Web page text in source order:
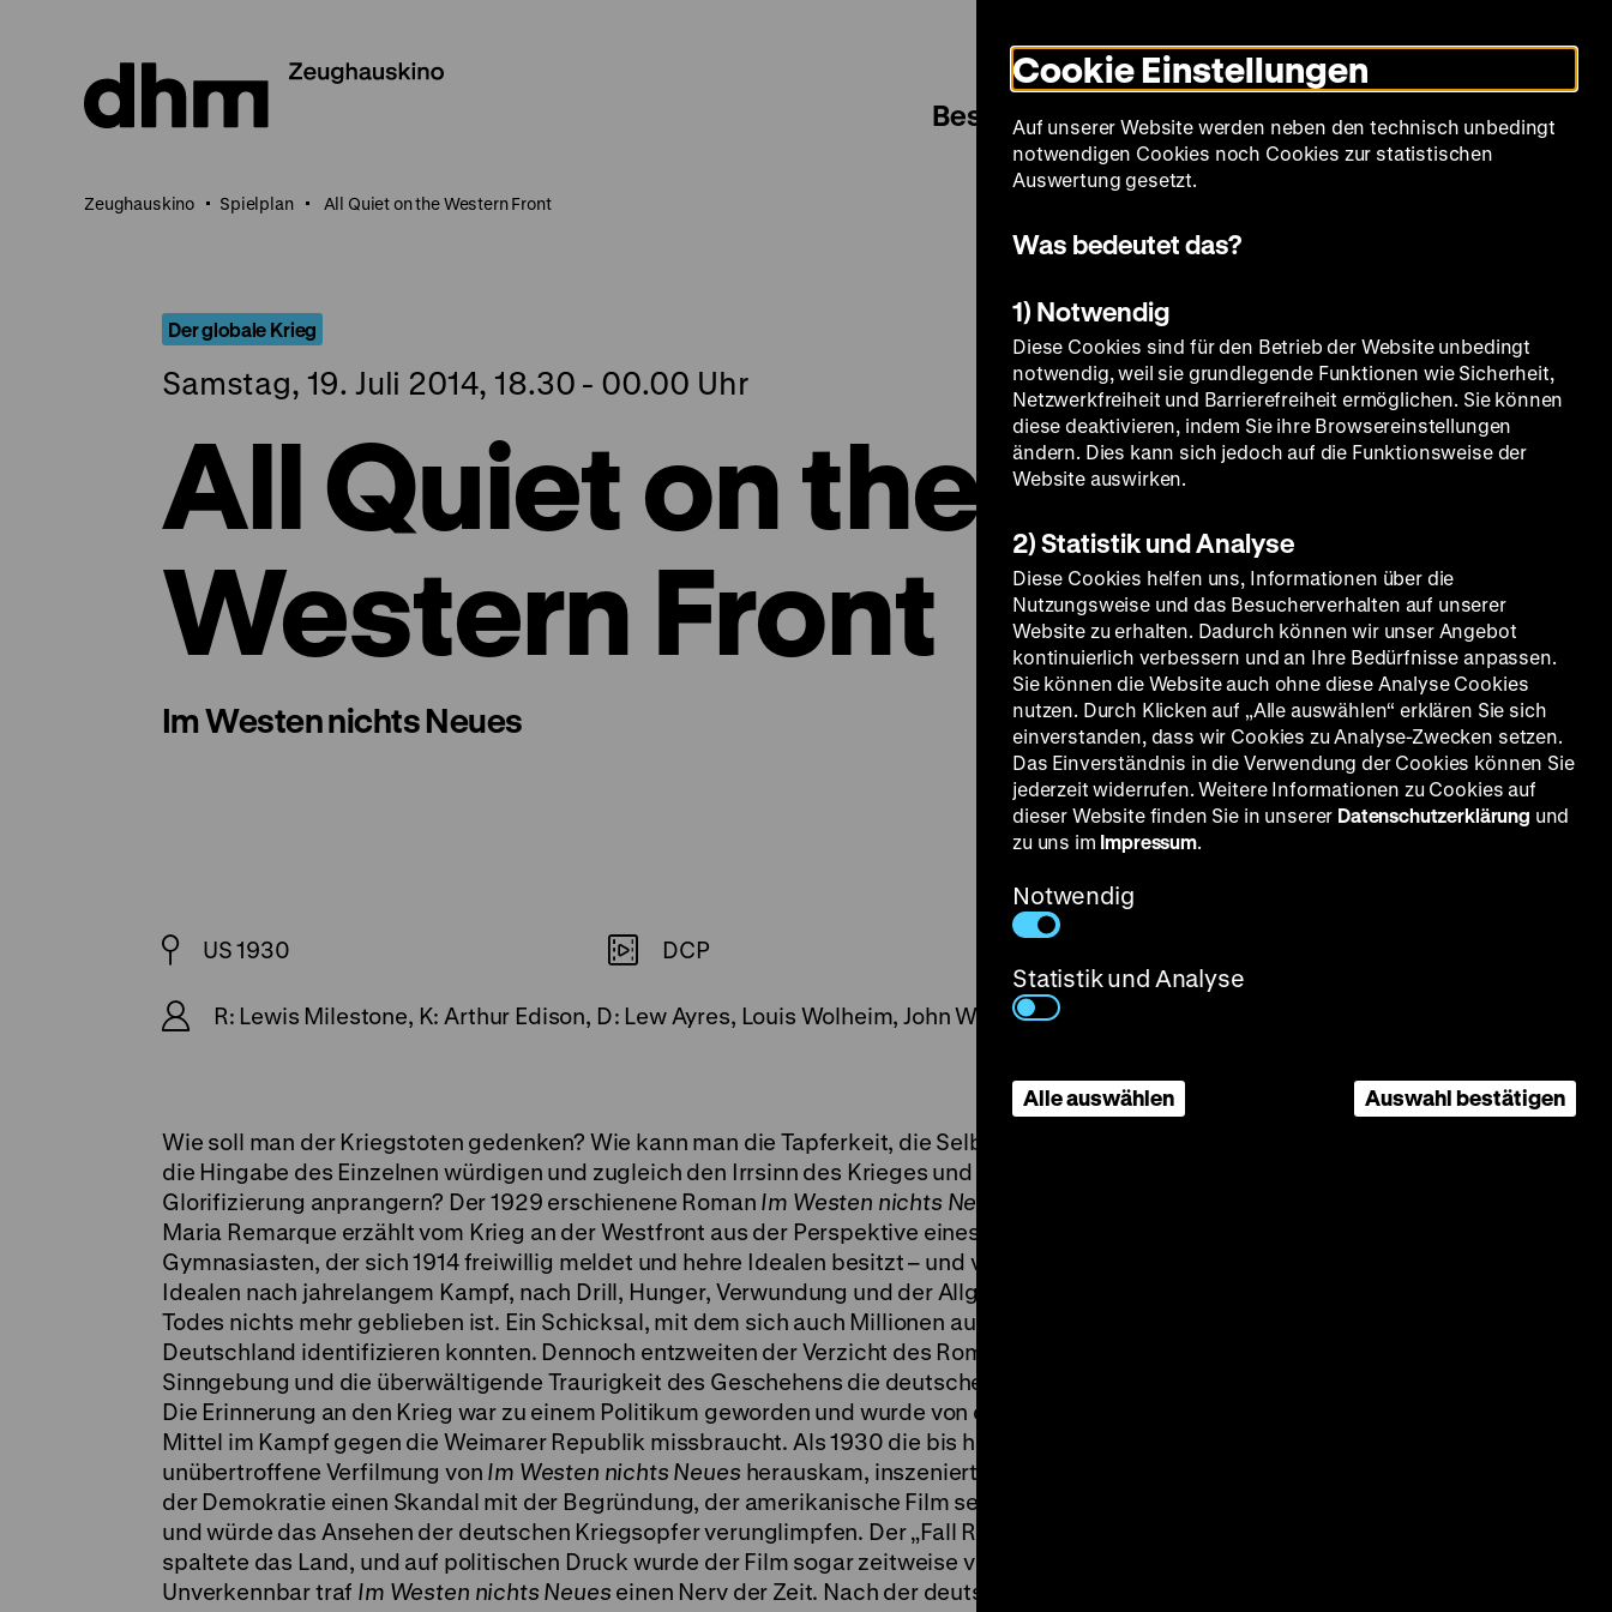
Seiteninhalt
springen
Modus
umschalten
Sprache
Besuch Spielplan Filmreihen Über uns
Zeughauskino Spielplan All Quiet on the Western Front
Der globale Krieg
Samstag, 19. Juli 2014, 18.30 - 00.00 Uhr
All Quiet on the
Western Front
Im Westen nichts Neues
US 1930 DCP
R: Lewis Milestone, K: Arthur Edison, D: Lew Ayres, Louis Wolheim, John Wray, Arnold Lucy, Slim Summerville, 127’
Wie soll man der Kriegstoten gedenken? Wie kann man die Tapferkeit, die Selbstüberwindung,
die Hingabe des Einzelnen würdigen und zugleich den Irrsinn des Krieges und seine
Glorifizierung anprangern? Der 1929 erschienene Roman Im Westen nichts Neues
Maria Remarque erzählt vom Krieg an der Westfront aus der Perspektive eines deutschen
Gymnasiasten, der sich 1914 freiwillig meldet und hehre Idealen besitzt – und von dessen
Idealen nach jahrelangem Kampf, nach Drill, Hunger, Verwundung und der Allgegenwart des
Todes nichts mehr geblieben ist. Ein Schicksal, mit dem sich auch Millionen außerhalb von
Deutschland identifizieren konnten. Dennoch entzweiten der Verzicht des Romans auf
Sinngebung und die überwältigende Traurigkeit des Geschehens die deutsche Öffentlichkeit.
Die Erinnerung an den Krieg war zu einem Politikum geworden und wurde von den Rechten als
Mittel im Kampf gegen die Weimarer Republik missbraucht. Als 1930 die bis heute
unübertroffene Verfilmung von Im Westen nichts Neues herauskam, inszenierten die Gegner
der Demokratie einen Skandal mit der Begründung, der amerikanische Film sei anti-deutsch
und würde das Ansehen der deutschen Kriegsopfer verunglimpfen. Der „Fall Remarque“
spaltete das Land, und auf politischen Druck wurde der Film sogar zeitweise verboten.
Unverkennbar traf Im Westen nichts Neues einen Nerv der Zeit. Nach der deutschen Premiere
Cookie Einstellungen
Auf unserer Website werden neben den technisch unbedingt
notwendigen Cookies noch Cookies zur statistischen
Auswertung gesetzt.
Was bedeutet das?
1) Notwendig
Diese Cookies sind für den Betrieb der Website unbedingt
notwendig, weil sie grundlegende Funktionen wie Sicherheit,
Netzwerkfreiheit und Barrierefreiheit ermöglichen. Sie können
diese deaktivieren, indem Sie ihre Browsereinstellungen
ändern. Dies kann sich jedoch auf die Funktionsweise der
Website auswirken.
2) Statistik und Analyse
Diese Cookies helfen uns, Informationen über die
Nutzungsweise und das Besucherverhalten auf unserer
Website zu erhalten. Dadurch können wir unser Angebot
kontinuierlich verbessern und an Ihre Bedürfnisse anpassen.
Sie können die Website auch ohne diese Analyse Cookies
nutzen. Durch Klicken auf „Alle auswählen“ erklären Sie sich
einverstanden, dass wir Cookies zu Analyse-Zwecken setzen.
Das Einverständnis in die Verwendung der Cookies können Sie
jederzeit widerrufen. Weitere Informationen zu Cookies auf
dieser Website finden Sie in unserer Datenschutzerklärung und
zu uns im Impressum.
Notwendig
Statistik und Analyse
Alle auswählen Auswahl bestätigen